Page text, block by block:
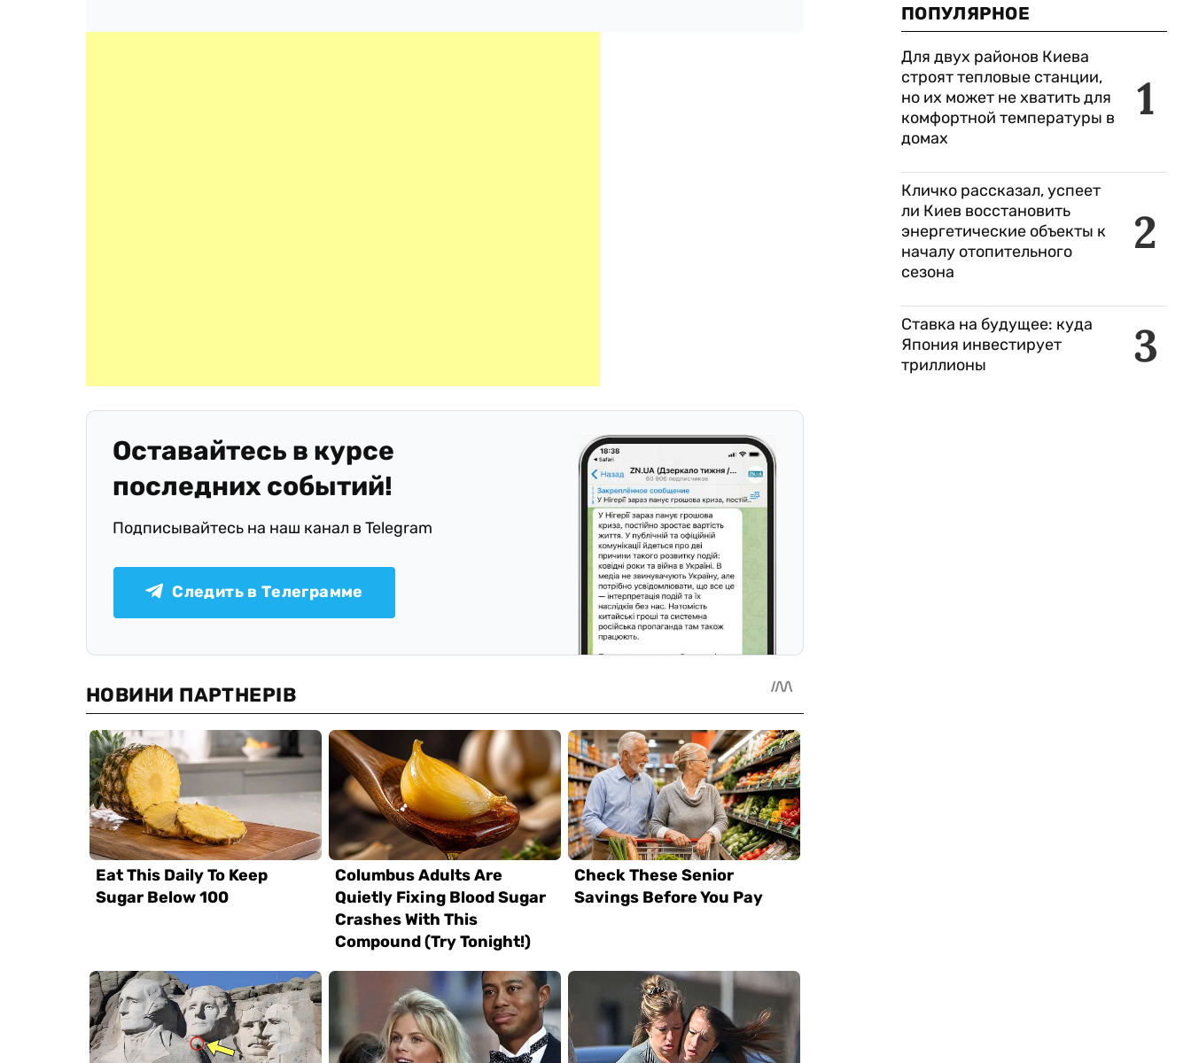
Оставайтесь в курсе
последних событий!
Подписывайтесь на наш канал в Telegram
Следить в Телеграмме
ПОПУЛЯРНОЕ
1
Для двух районов Киева
строят тепловые станции,
но их может не хватить для
комфортной температуры в
домах
2
Кличко рассказал, успеет
ли Киев восстановить
энергетические объекты к
началу отопительного
сезона
3
Ставка на будущее: куда
Япония инвестирует
триллионы